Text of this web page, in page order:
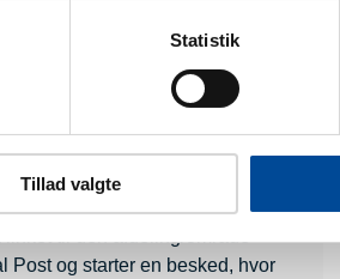
Statistik
Tillad valgte
Digital Post frem for e-mail,
til den afdeling/område
Post og starter en besked, hvor